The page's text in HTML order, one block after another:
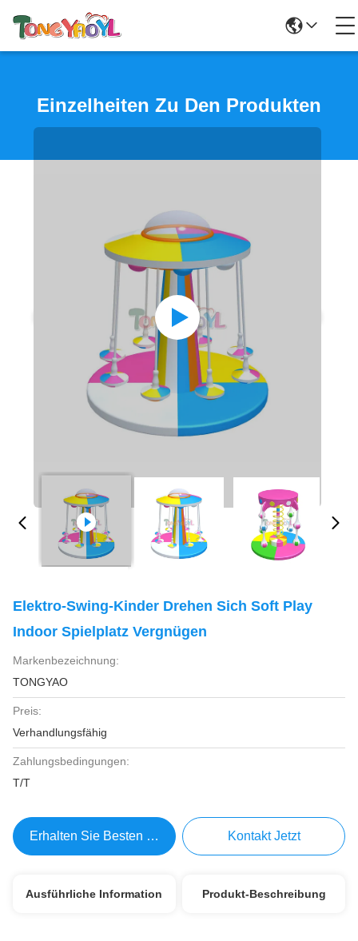
Einzelheiten Zu Den Produkten
Elektro-Swing-Kinder Drehen Sich Soft Play
Indoor Spielplatz Vergnügen
Markenbezeichnung:
TONGYAO
Preis:
Verhandlungsfähig
Zahlungsbedingungen:
T/T
Erhalten Sie Besten Preis Kontakt Jetzt
Ausführliche Information Produkt-Beschreibung